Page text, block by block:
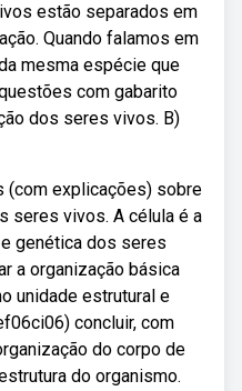
estão separados em
Quando falamos em
mesma espécie que
com gabarito
dos seres vivos. B)
(com explicações) sobre
seres vivos. A célula é a
genética dos seres
a organização básica
unidade estrutural e
concluir, com
do corpo de
do organismo.